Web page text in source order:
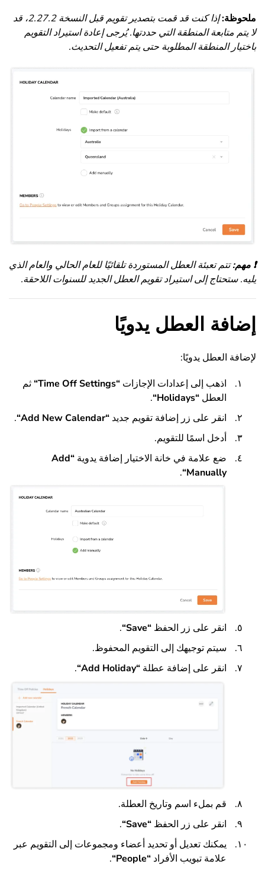
ملحوظة:
إذا كنت قد قمت بتصدير تقويم قبل النسخة 2.27.2، قد
لا يتم متابعة المنطقة التي حددتها. يُرجى إعادة استيراد التقويم
باختيار المنطقة المطلوبة حتى يتم تفعيل التحديث.
❗ مهم:تتم تعبئة العطل المستوردة تلقائيًا للعام الحالي والعام الذي
يليه. ستحتاج إلى استيراد تقويم العطل الجديد للسنوات اللاحقة.
إضافة العطل يدويًا
لإضافة العطل يدويًا:
اذهب إلى إعدادات الإجازات “
Time Off Settings
“ثم
العطل “
Holidays
“
.
انقر على زر إضافة تقويم جديد “
Add New Calendar
“
.
أدخل اسمًا للتقويم.
ضع علامة في خانة الاختيار إضافة يدوية “
Add
Manually
“
.
انقر على زر الحفظ “
Save
“
.
سيتم توجيهك إلى التقويم المحفوظ.
انقر على إضافة عطلة “
Add Holiday
“
.
قم بملء اسم وتاريخ العطلة.
انقر على زر الحفظ “
Save
“
.
يمكنك تعديل أو تحديد أعضاء ومجموعات إلى التقويم عبر
علامة تبويب الأفراد “
People
“
.